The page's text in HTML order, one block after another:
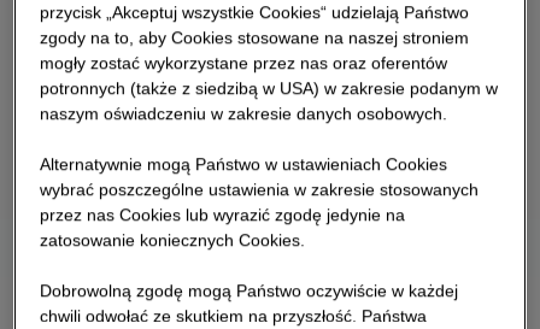
przycisk „Akceptuj wszystkie Cookies“ udzielają Państwo
zgody na to, aby Cookies stosowane na naszej stroniem
mogły zostać wykorzystane przez nas oraz oferentów
potronnych (także z siedzibą w USA) w zakresie podanym w
naszym oświadczeniu w zakresie danych osobowych.
Alternatywnie mogą Państwo w ustawieniach Cookies
wybrać poszczególne ustawienia w zakresie stosowanych
przez nas Cookies lub wyrazić zgodę jedynie na
zatosowanie koniecznych Cookies.
Dobrowolną zgodę mogą Państwo oczywiście w każdej
chwili odwołać ze skutkiem na przyszłość. Państwa